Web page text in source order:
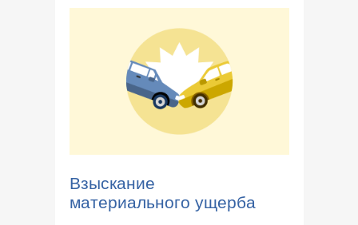
Взыскание
материального ущерба